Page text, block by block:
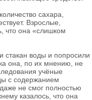
сахара,
Взрослые,
что она «слишком
стакан воды и попросили
она, по их мнению, не
учёные
с содержанием
не смог полностью
казалось, что она